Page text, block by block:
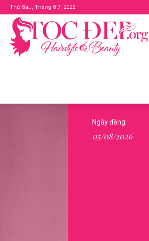
Thứ Sáu, Tháng 8 7, 2026
Ngày đăng:
05/08/2026